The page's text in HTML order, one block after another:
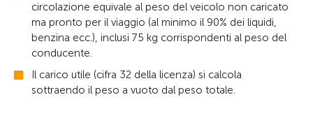
circolazione equivale al peso del veicolo non caricato
ma pronto per il viaggio (al minimo il 90% dei liquidi,
benzina ecc.), inclusi 75 kg corrispondenti al peso del
conducente.
Il carico utile (cifra 32 della licenza) si calcola
sottraendo il peso a vuoto dal peso totale.